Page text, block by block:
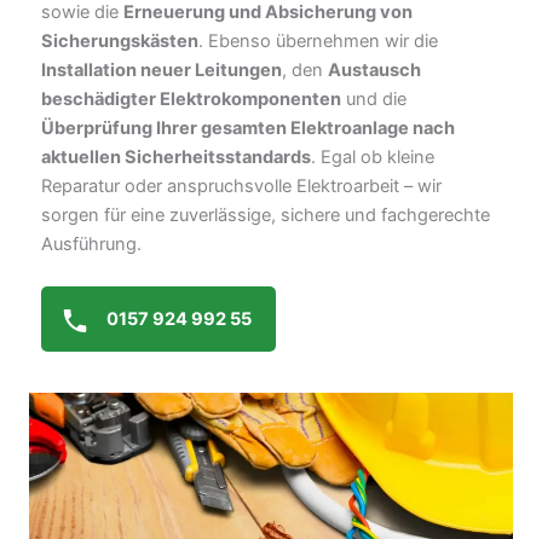
sowie die Erneuerung und Absicherung von
Sicherungskästen. Ebenso übernehmen wir die
Installation neuer Leitungen, den Austausch
beschädigter Elektrokomponenten und die
Überprüfung Ihrer gesamten Elektroanlage nach
aktuellen Sicherheitsstandards. Egal ob kleine
Reparatur oder anspruchsvolle Elektroarbeit – wir
sorgen für eine zuverlässige, sichere und fachgerechte
Ausführung.
0157 924 992 55